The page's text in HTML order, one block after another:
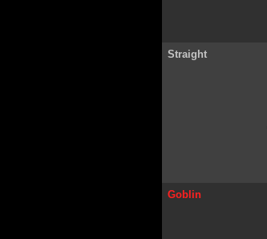
Straight
Goblin